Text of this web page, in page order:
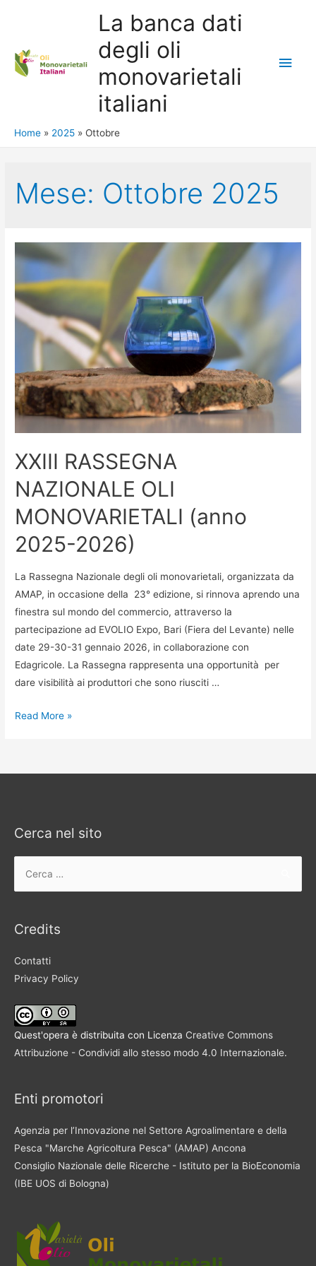
La banca dati
degli oli
monovarietali
italiani
Main
Home 2025 Ottobre
Mese: Ottobre 2025
XXIII RASSEGNA
NAZIONALE OLI
MONOVARIETALI (anno
2025-2026)
La Rassegna Nazionale degli oli monovarietali, organizzata da
AMAP, in occasione della 23° edizione, si rinnova aprendo una
finestra sul mondo del commercio, attraverso la
partecipazione ad EVOLIO Expo, Bari (Fiera del Levante) nelle
date 29-30-31 gennaio 2026, in collaborazione con
Edagricole. La Rassegna rappresenta una opportunità per
dare visibilità ai produttori che sono riusciti …
XXIII
2026)
Read More »
Cerca nel sito
Credits
Contatti
Privacy Policy
Quest'opera è distribuita con Licenza Creative Commons
Attribuzione - Condividi allo stesso modo 4.0 Internazionale.
Enti promotori
Agenzia per l’Innovazione nel Settore Agroalimentare e della
Pesca "Marche Agricoltura Pesca" (AMAP) Ancona
Consiglio Nazionale delle Ricerche - Istituto per la BioEconomia
(IBE UOS di Bologna)